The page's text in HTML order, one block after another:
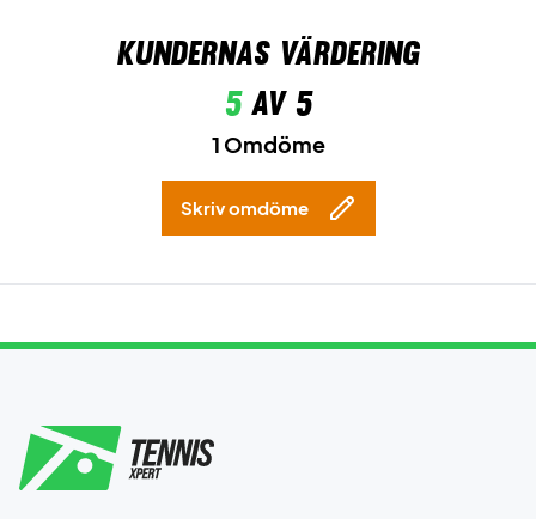
Kundernas värdering
5av 5
1 Omdöme
Skriv omdöme